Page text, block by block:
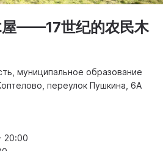
屋——17世纪的农民木
муниципальное образование
переулок Пушкина, 6А
20:00